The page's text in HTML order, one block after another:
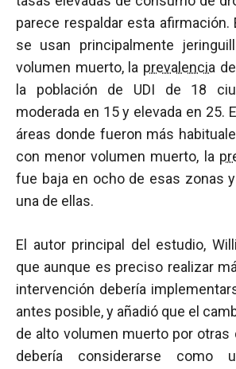
parece respaldar esta afirmación.
se usan principalmente
volumen muerto, la prevalencia
la población de UDI de 18
moderada en 15 y elevada en 25.
áreas donde fueron más
con menor volumen muerto, la
fue baja en ocho de esas zonas
una de ellas.
El autor principal del estudio,
que aunque es preciso realizar
intervención debería
antes posible, y añadió que el
de alto volumen muerto por otras
debería considerarse como